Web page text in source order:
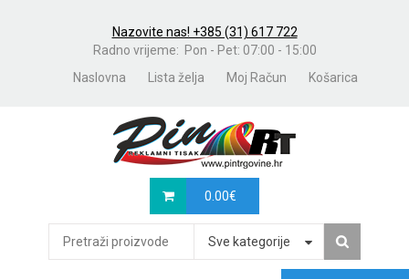
Nazovite nas! +385 (31) 617 722
Radno vrijeme: Pon - Pet: 07:00 - 15:00
Naslovna
Lista želja Moj Račun Košarica
0.00€
Sve kategorije